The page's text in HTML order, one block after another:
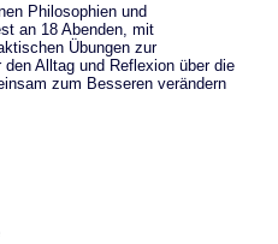
Philosophien und
an 18 Abenden, mit
Übungen zur
Alltag und Reflexion über die
zum Besseren verändern